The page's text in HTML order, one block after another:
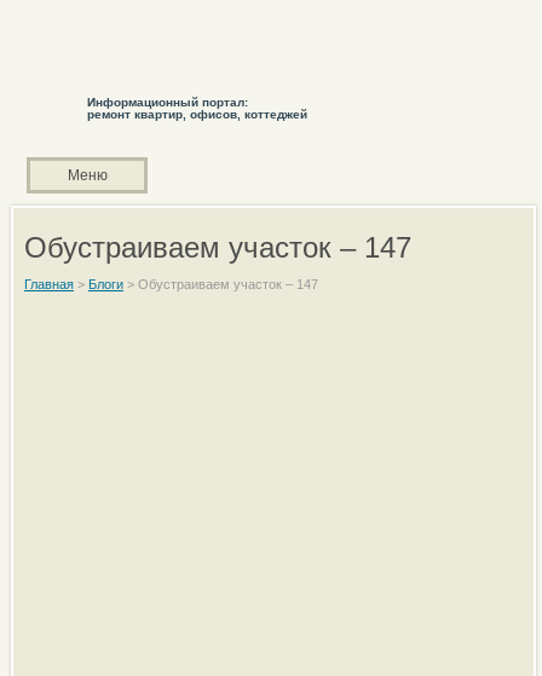
Информационный портал:
ремонт квартир, офисов, коттеджей
Меню
Обустраиваем участок – 147
Главная> Блоги> Обустраиваем участок – 147